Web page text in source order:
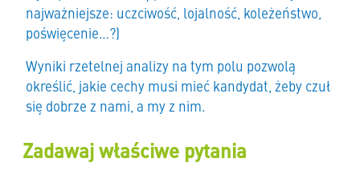
najważniejsze: uczciwość, lojalność, koleżeństwo,
poświęcenie…?)
Wyniki rzetelnej analizy na tym polu pozwolą
określić, jakie cechy musi mieć kandydat, żeby czuł
się dobrze z nami, a my z nim.
Zadawaj właściwe pytania